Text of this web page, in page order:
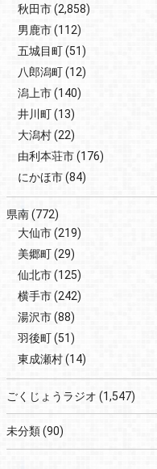
秋田市(2,858)
男鹿市(112)
五城目町(51)
八郎潟町(12)
潟上市(140)
井川町(13)
大潟村(22)
由利本荘市(176)
にかほ市(84)
県南(772)
大仙市(219)
美郷町(29)
仙北市(125)
横手市(242)
湯沢市(88)
羽後町(51)
東成瀬村(14)
ごくじょうラジオ (1,547)
未分類(90)